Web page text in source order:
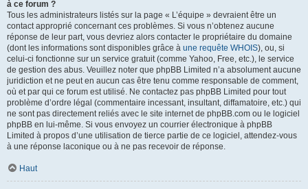
à ce forum ?
Tous les administrateurs listés sur la page « L’équipe » devraient être un
contact approprié concernant ces problèmes. Si vous n’obtenez aucune
réponse de leur part, vous devriez alors contacter le propriétaire du domaine
(dont les informations sont disponibles grâce à une requête WHOIS), ou, si
celui-ci fonctionne sur un service gratuit (comme Yahoo, Free, etc.), le service
de gestion des abus. Veuillez noter que phpBB Limited n’a absolument aucune
juridiction et ne peut en aucun cas être tenu comme responsable de comment,
où et par qui ce forum est utilisé. Ne contactez pas phpBB Limited pour tout
problème d’ordre légal (commentaire incessant, insultant, diffamatoire, etc.) qui
ne sont pas directement reliés avec le site internet de phpBB.com ou le logiciel
phpBB en lui-même. Si vous envoyez un courrier électronique à phpBB
Limited à propos d’une utilisation de tierce partie de ce logiciel, attendez-vous
à une réponse laconique ou à ne pas recevoir de réponse.
Haut